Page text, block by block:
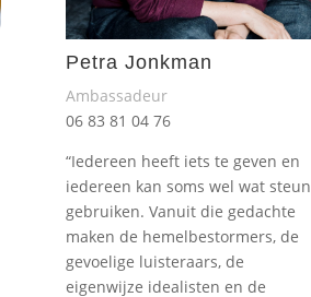
Petra Jonkman
Ambassadeur
06 83 81 04 76
“Iedereen heeft iets te geven en
iedereen kan soms wel wat steun
gebruiken. Vanuit die gedachte
maken de hemelbestormers, de
gevoelige luisteraars, de
eigenwijze idealisten en de